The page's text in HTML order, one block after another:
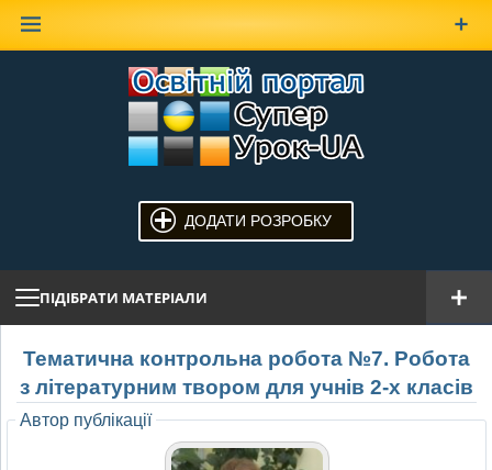
ДОДАТИ РОЗРОБКУ
ПІДІБРАТИ МАТЕРІАЛИ
Тематична контрольна робота №7. Робота
з літературним твором для учнів 2-х класів
Автор публікації